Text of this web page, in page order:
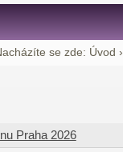
se zde: Úvod
Praha 2026